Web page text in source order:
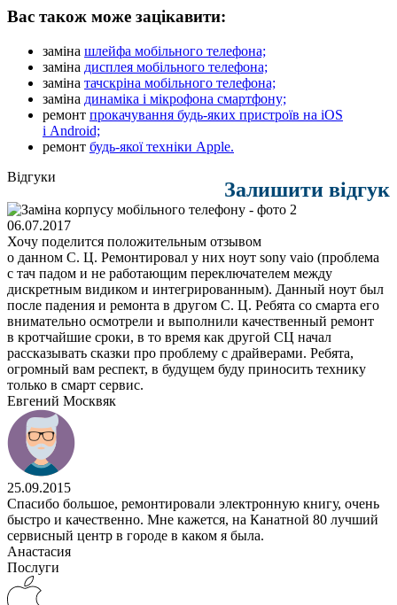
Вас також може зацікавити:
заміна шлейфа мобільного телефона;
заміна дисплея мобільного телефона;
заміна тачскріна мобільного телефона;
заміна динаміка і мікрофона смартфону;
ремонт прокачування будь-яких пристроїв на iOS
і Android;
ремонт будь-якої техніки Apple.
Залишити відгук
Відгуки
06.07.2017
Хочу поделится положительным отзывом
о данном С. Ц. Ремонтировал у них ноут sony vaio (проблема
с тач падом и не работающим переключателем между
дискретным видиком и интегрированным). Данный ноут был
после падения и ремонта в другом С. Ц. Ребята со смарта его
внимательно осмотрели и выполнили качественный ремонт
в кротчайшие сроки, в то время как другой СЦ начал
рассказывать сказки про проблему с драйверами. Ребята,
огромный вам респект, в будущем буду приносить технику
только в смарт сервис.
Евгений Москвяк
25.09.2015
Спасибо большое, ремонтировали электронную книгу, очень
быстро и качественно. Мне кажется, на Канатной 80 лучший
сервисный центр в городе в каком я была.
Анастасия
Послуги